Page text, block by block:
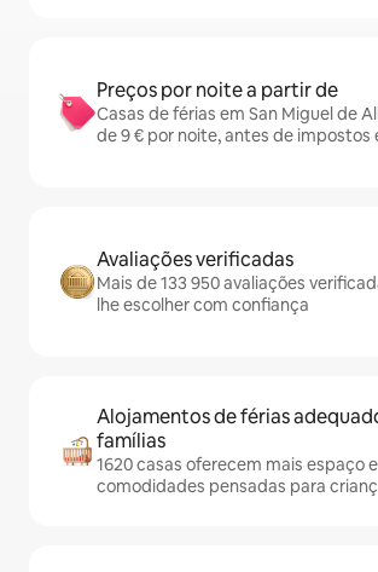
Preços por noite a partir de
Casas de férias em San Miguel de
de 9 € por noite, antes de impostos
Avaliações verificadas
Mais de 133 950 avaliações
lhe escolher com confiança
Alojamentos de férias
famílias
1620 casas oferecem mais espaço e
comodidades pensadas para